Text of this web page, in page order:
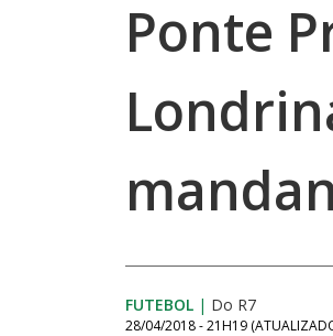
Ponte
FUTEBOL | Do R7
28/04/2018 - 21H19